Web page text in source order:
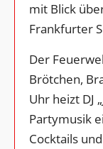
mit Blick
Frankfurter
Der
Brötchen,
Uhr heizt DJ
Partymusik
Cocktails